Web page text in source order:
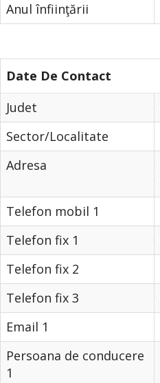
Anul înfiinţării
Date De Contact
Judet
Sector/Localitate
Adresa
Telefon mobil 1
Telefon fix 1
Telefon fix 2
Telefon fix 3
Email 1
Persoana de conducere
1